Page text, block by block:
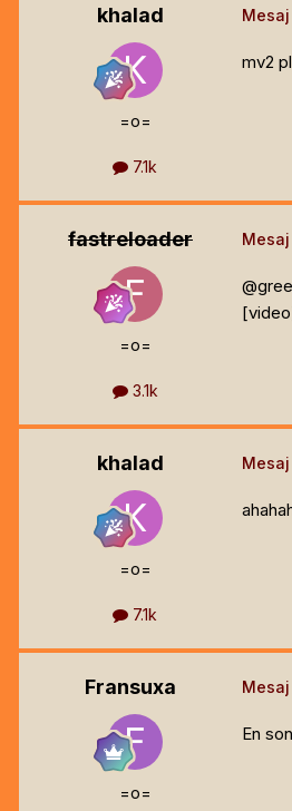
khalad
=o=
7.1k
mv2
fastreloader
=o=
3.1k
khalad
=o=
7.1k
Fransuxa
=o=
En